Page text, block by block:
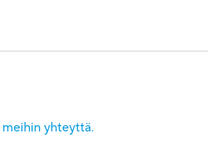
meihin yhteyttä.